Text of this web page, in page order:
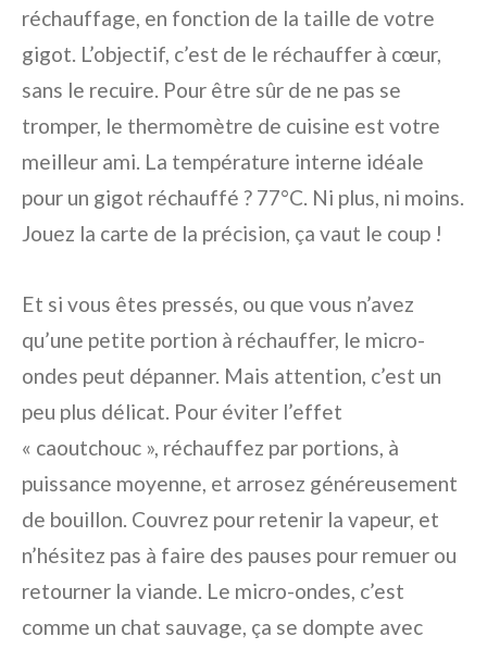
réchauffage, en fonction de la taille de votre
gigot. L’objectif, c’est de le réchauffer à cœur,
sans le recuire. Pour être sûr de ne pas se
tromper, le thermomètre de cuisine est votre
meilleur ami. La température interne idéale
pour un gigot réchauffé ? 77°C. Ni plus, ni moins.
Jouez la carte de la précision, ça vaut le coup !
Et si vous êtes pressés, ou que vous n’avez
qu’une petite portion à réchauffer, le micro-
ondes peut dépanner. Mais attention, c’est un
peu plus délicat. Pour éviter l’effet
« caoutchouc », réchauffez par portions, à
puissance moyenne, et arrosez généreusement
de bouillon. Couvrez pour retenir la vapeur, et
n’hésitez pas à faire des pauses pour remuer ou
retourner la viande. Le micro-ondes, c’est
comme un chat sauvage, ça se dompte avec